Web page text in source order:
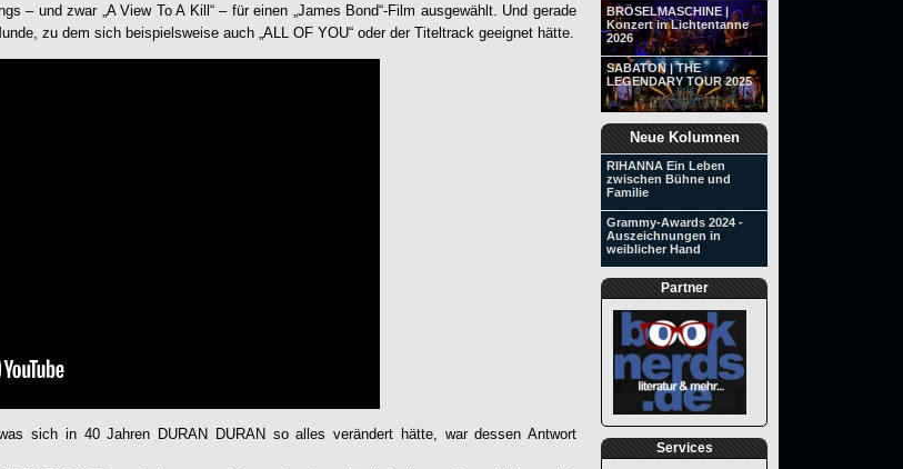
BRÖSELMASCHINE |
Konzert in Lichtentanne
2026
SABATON | THE
LEGENDARY TOUR 2025
Neue Kolumnen
RIHANNA Ein Leben
zwischen Bühne und
Familie
Grammy-Awards 2024 -
Auszeichnungen in
weiblicher Hand
Partner
Services
– und zwar „A View To A Kill“ – für einen „James Bond“-Film ausgewählt. Und gerade
zu dem sich beispielsweise auch „ALL OF YOU“ oder der Titeltrack geeignet hätte.
sich in 40 Jahren DURAN DURAN so alles verändert hätte, war dessen Antwort